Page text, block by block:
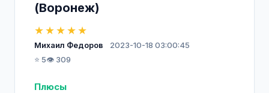
(Воронеж)
★★★★★
Михаил Федоров
2023-10-18 03:00:45
⭐ 5👁️ 309
Плюсы